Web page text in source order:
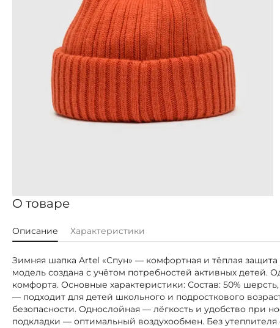
О товаре
Описание Характеристики
Зимняя шапка Artel «Спун» — комфортная и тёплая
модель создана с учётом потребностей активных детей.
комфорта. Основные характеристики: Состав: 50%
— подходит для детей школьного и подросткового
безопасности. Однослойная — лёгкость и удобство при
подкладки — оптимальный воздухообмен. Без